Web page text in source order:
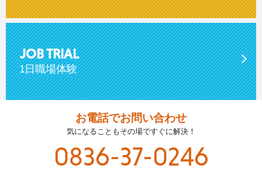
JOB TRIAL
1日職場体験
お電話でお問い合わせ
気になることもその場ですぐに解決！
0836-37-0246